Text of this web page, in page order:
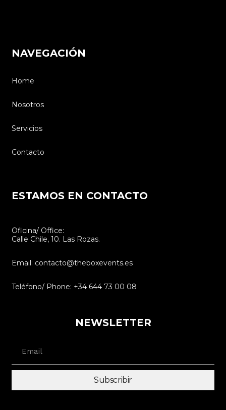
NAVEGACIÓN
Home
Nosotros
Servicios
Contacto
ESTAMOS EN CONTACTO
Oficina/ Office:
Calle Chile, 10. Las Rozas.
Email: contacto@theboxevents.es
Teléfono/ Phone: +34 644 73 00 08
NEWSLETTER
Subscribir